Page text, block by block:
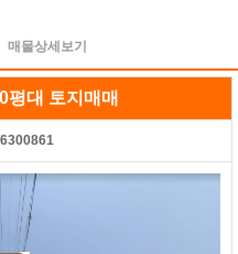
매물상세보기
평대 토지매매